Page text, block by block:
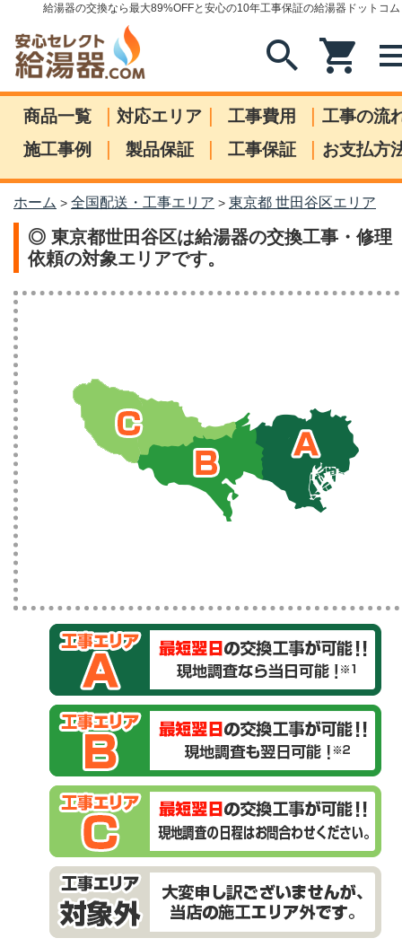
給湯器の交換なら最大89%OFFと安心の10年工事保証の給湯器ドットコム
search shopping_cart
商品一覧 | 対応エリア | 工事費用 | 工事の流
施工事例
| 製品保証 | 工事保証 | お支払方
ホーム > 全国配送・工事エリア > 東京都 世田谷区エリア
◎ 東京都世田谷区は給湯器の交換工事・修理
依頼の対象エリアです。